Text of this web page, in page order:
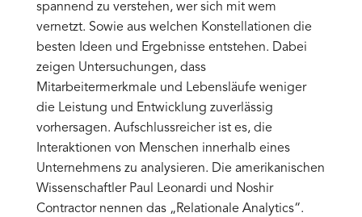
spannend zu verstehen, wer sich mit wem
vernetzt. Sowie aus welchen Konstellationen die
besten Ideen und Ergebnisse entstehen. Dabei
zeigen Untersuchungen, dass
Mitarbeitermerkmale und Lebensläufe weniger
die Leistung und Entwicklung zuverlässig
vorhersagen. Aufschlussreicher ist es, die
Interaktionen von Menschen innerhalb eines
Unternehmens zu analysieren. Die amerikanischen
Wissenschaftler Paul Leonardi und Noshir
Contractor nennen das „Relationale Analytics“.